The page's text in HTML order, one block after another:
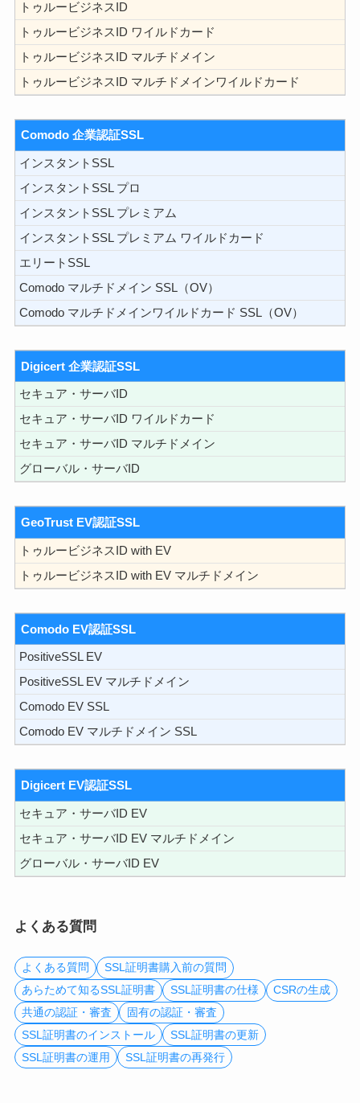
トゥルービジネスID
トゥルービジネスID ワイルドカード
トゥルービジネスID マルチドメイン
トゥルービジネスID マルチドメインワイルドカード
Comodo 企業認証SSL
インスタントSSL
インスタントSSL プロ
インスタントSSL プレミアム
インスタントSSL プレミアム ワイルドカード
エリートSSL
Comodo マルチドメイン SSL（OV）
Comodo マルチドメインワイルドカード SSL（OV）
Digicert 企業認証SSL
セキュア・サーバID
セキュア・サーバID ワイルドカード
セキュア・サーバID マルチドメイン
グローバル・サーバID
GeoTrust EV認証SSL
トゥルービジネスID with EV
トゥルービジネスID with EV マルチドメイン
Comodo EV認証SSL
PositiveSSL EV
PositiveSSL EV マルチドメイン
Comodo EV SSL
Comodo EV マルチドメイン SSL
Digicert EV認証SSL
セキュア・サーバID EV
セキュア・サーバID EV マルチドメイン
グローバル・サーバID EV
よくある質問
よくある質問
SSL証明書購入前の質問
あらためて知るSSL証明書
SSL証明書の仕様
CSRの生成
共通の認証・審査
固有の認証・審査
SSL証明書のインストール
SSL証明書の更新
SSL証明書の運用
SSL証明書の再発行